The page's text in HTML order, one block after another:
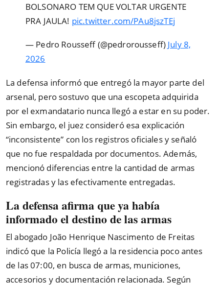
BOLSONARO TEM QUE VOLTAR URGENTE
PRA JAULA! pic.twitter.com/PAu8jszTEj
— Pedro Rousseff (@pedrorousseff) July 8,
2026
La defensa informó que entregó la mayor parte del
arsenal, pero sostuvo que una escopeta adquirida
por el exmandatario nunca llegó a estar en su poder.
Sin embargo, el juez consideró esa explicación
“inconsistente” con los registros oficiales y señaló
que no fue respaldada por documentos. Además,
mencionó diferencias entre la cantidad de armas
registradas y las efectivamente entregadas.
La defensa afirma que ya había
informado el destino de las armas
El abogado João Henrique Nascimento de Freitas
indicó que la Policía llegó a la residencia poco antes
de las 07:00, en busca de armas, municiones,
accesorios y documentación relacionada. Según